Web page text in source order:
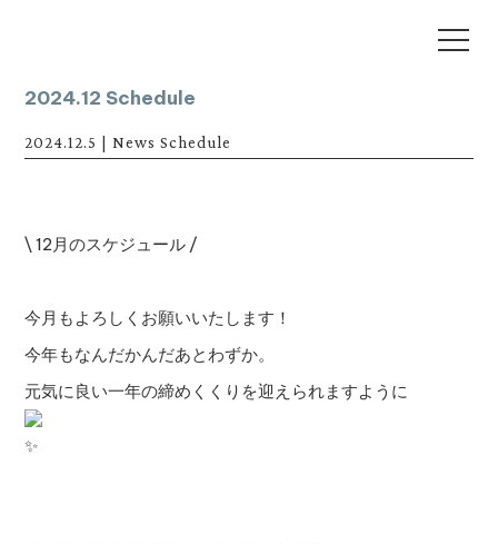
2024.12 Schedule
2024.12.5 News Schedule
\ 12月のスケジュール /
今月もよろしくお願いいたします！
今年もなんだかんだあとわずか。
元気に良い一年の締めくくりを迎えられますように